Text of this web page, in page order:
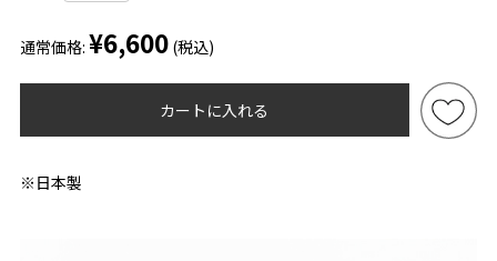
通常価格: ¥6,600 (税込)
カートに入れる
※日本製